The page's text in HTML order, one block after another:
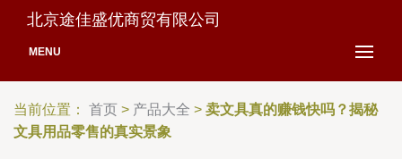
北京途佳盛优商贸有限公司
MENU
当前位置： 首页 > 产品大全 > 卖文具真的赚钱快吗？揭秘
文具用品零售的真实景象